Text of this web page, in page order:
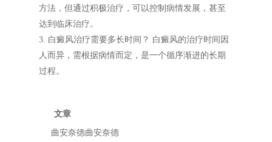
方法，但通过积极治疗，可以控制病情发展，甚至
达到临床治疗。
3. 白癜风治疗需要多长时间？ 白癜风的治疗时间因
人而异，需根据病情而定，是一个循序渐进的长期
过程。
文章
曲安奈德曲安奈德